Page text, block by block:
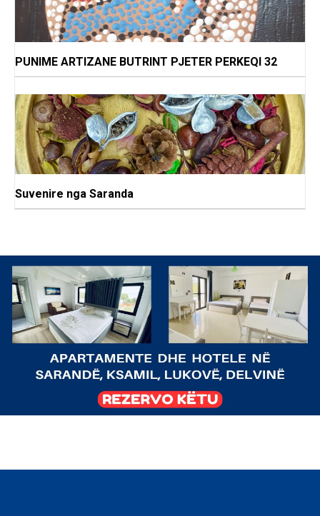
PUNIME ARTIZANE BUTRINT PJETER PERKEQI 32
Suvenire nga Saranda